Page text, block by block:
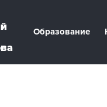
Образование